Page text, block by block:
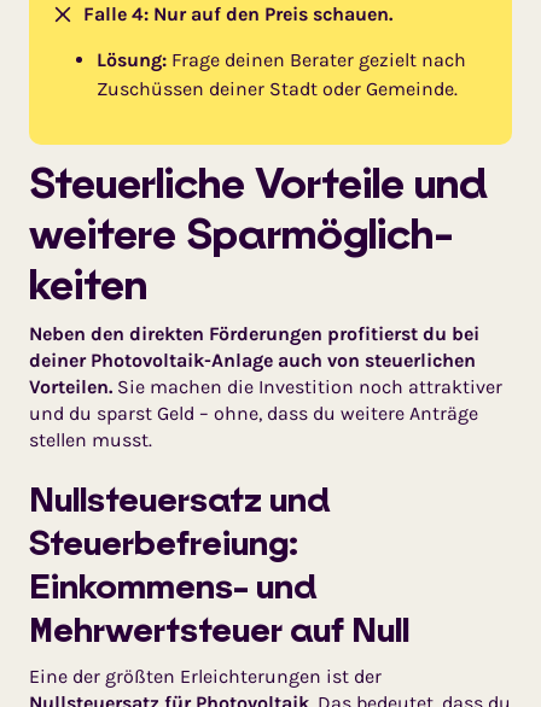
Falle 4: Nur auf den Preis schauen.
Lösung: Frage deinen Berater gezielt nach
Zuschüssen deiner Stadt oder Gemeinde.
Steuerliche Vorteile und
weitere Sparmöglich­
keiten
Neben den direkten Förderungen profitierst du bei
deiner Photovoltaik-Anlage auch von steuerlichen
Vorteilen. Sie machen die Investition noch attraktiver
und du sparst Geld – ohne, dass du weitere Anträge
stellen musst.
Nullsteuersatz und
Steuerbefreiung:
Einkommens- und
Mehrwertsteuer auf Null
Eine der größten Erleichterungen ist der